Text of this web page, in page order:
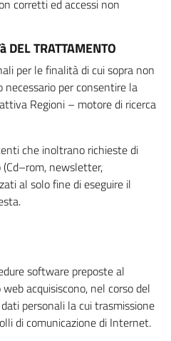
corretti ed accessi non
DEL TRATTAMENTO
per le finalità di cui sopra non
per consentire la
Regioni – motore di ricerca
che inoltrano richieste di
newsletter,
al solo fine di eseguire il
software preposte al
acquisiscono, nel corso del
personali la cui trasmissione
di comunicazione di Internet.